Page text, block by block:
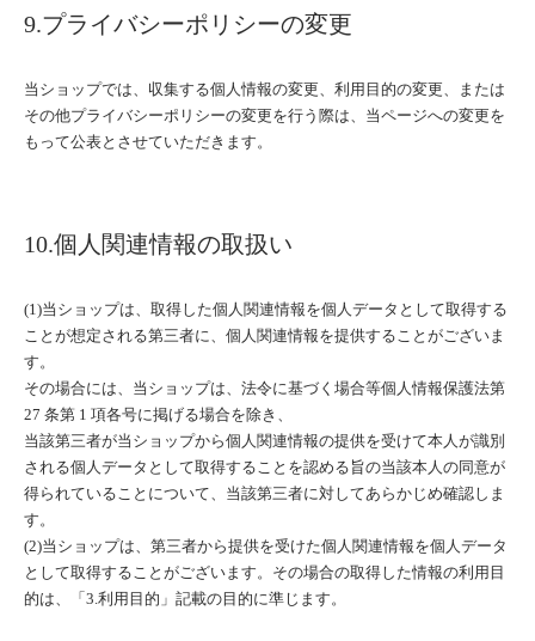
9.プライバシーポリシーの変更
当ショップでは、収集する個人情報の変更、利用目的の変更、または
その他プライバシーポリシーの変更を行う際は、当ページへの変更を
もって公表とさせていただきます。
10.個人関連情報の取扱い
(1)当ショップは、取得した個人関連情報を個人データとして取得する
ことが想定される第三者に、個人関連情報を提供することがございま
す。
その場合には、当ショップは、法令に基づく場合等個人情報保護法第
27 条第 1 項各号に掲げる場合を除き、
当該第三者が当ショップから個人関連情報の提供を受けて本人が識別
される個人データとして取得することを認める旨の当該本人の同意が
得られていることについて、当該第三者に対してあらかじめ確認しま
す。
(2)当ショップは、第三者から提供を受けた個人関連情報を個人データ
として取得することがございます。その場合の取得した情報の利用目
的は、「3.利用目的」記載の目的に準じます。